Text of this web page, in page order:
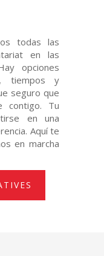
todas las
en las
opciones
tiempos y
seguro que
contigo. Tu
en una
Aquí te
en marcha